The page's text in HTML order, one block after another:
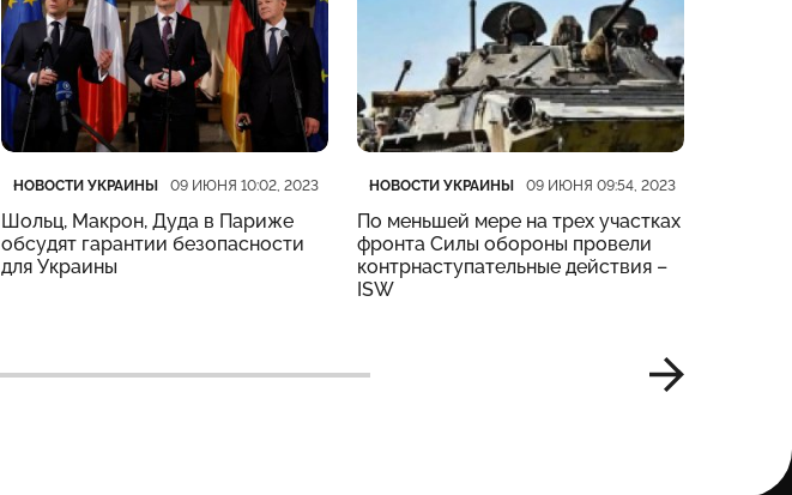
Категория
НОВОСТИ УКРАИНЫ
Дата публикации 09 ИЮНЯ 10:02, 2023
Шольц, Макрон, Дуда в Париже
обсудят гарантии безопасности
для Украины
Категория
НОВОСТИ УКРАИНЫ
Дата публикации 09 ИЮНЯ 09:54, 2023
По меньшей мере на трех участках
фронта Силы обороны провели
контрнаступательные действия –
ISW